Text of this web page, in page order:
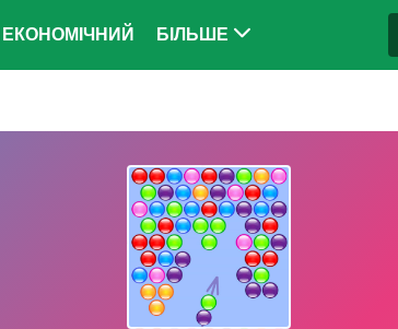
ЕКОНОМІЧНИЙ БІЛЬШЕ